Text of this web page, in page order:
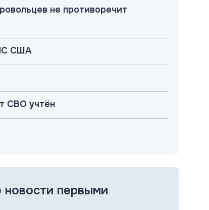
не противоречит
США
СВО учтён
первыми